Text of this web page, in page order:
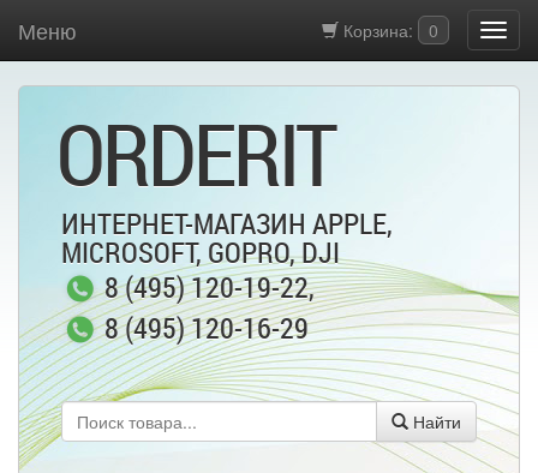
Корзина: 0
Меню
ORDERIT
ИНТЕРНЕТ-МАГАЗИН APPLE,
MICROSOFT, GOPRO, DJI
8 (495) 120-19-22,
8 (495) 120-16-29
Найти